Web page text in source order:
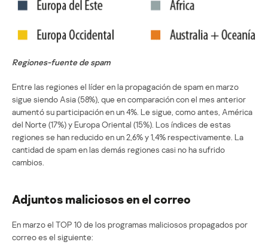
Regiones-fuente de spam
Entre las regiones el líder en la propagación de spam en marzo
sigue siendo Asia (58%), que en comparación con el mes anterior
aumentó su participación en un 4%. Le sigue, como antes, América
del Norte (17%) y Europa Oriental (15%). Los índices de estas
regiones se han reducido en un 2,6% y 1,4% respectivamente. La
cantidad de spam en las demás regiones casi no ha sufrido
cambios.
Adjuntos maliciosos en el correo
En marzo el TOP 10 de los programas maliciosos propagados por
correo es el siguiente: